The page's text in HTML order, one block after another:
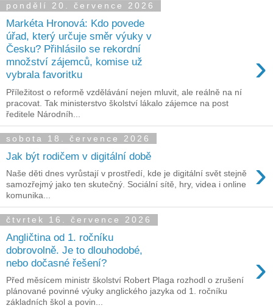
pondělí 20. července 2026
Markéta Hronová: Kdo povede
úřad, který určuje směr výuky v
Česku? Přihlásilo se rekordní
množství zájemců, komise už
vybrala favoritku
›
Příležitost o reformě vzdělávání nejen mluvit, ale reálně na ní
pracovat. Tak ministerstvo školství lákalo zájemce na post
ředitele Národníh...
sobota 18. července 2026
Jak být rodičem v digitální době ›
Naše děti dnes vyrůstají v prostředí, kde je digitální svět stejně
samozřejmý jako ten skutečný. Sociální sítě, hry, videa i online
komunika...
čtvrtek 16. července 2026
Angličtina od 1. ročníku
dobrovolně. Je to dlouhodobé,
nebo dočasné řešení?
›
Před měsícem ministr školství Robert Plaga rozhodl o zrušení
plánované povinné výuky anglického jazyka od 1. ročníku
základních škol a povin...